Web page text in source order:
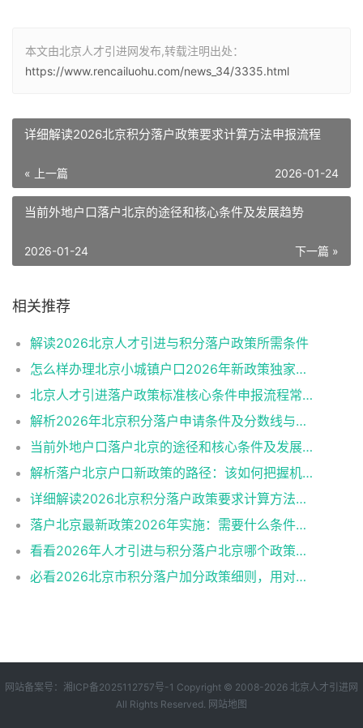
本文由北京人才引进网发布,转载注明出处：
https://www.rencailuohu.com/news_34/3335.html
详细解读2026北京积分落户政策要求计算方法申报流程
« 上一篇 2026-01-24
当前外地户口落户北京的途径和核心条件及发展趋势
下一篇 »
2026-01-24
相关推荐
解读2026北京人才引进与积分落户政策所需条件
怎么样办理北京小城镇户口2026年新政策独家解读
北京人才引进落户政策标准核心条件申报流程常见误区
解析2026年北京积分落户申请条件及分数线与避坑指南
当前外地户口落户北京的途径和核心条件及发展趋势
解析落户北京户口新政策的路径：该如何把握机遇？
详细解读2026北京积分落户政策要求计算方法申报流程
落户北京最新政策2026年实施：需要什么条件一阅便知
看看2026年人才引进与积分落户北京哪个政策好申请？
必看2026北京市积分落户加分政策细则，用对策略上岸更快！
网站备案号： 湘ICP备2025112757号-1 Copyright © 2008-2026 北京人才引进网
All Rights Reserved. 网站地图